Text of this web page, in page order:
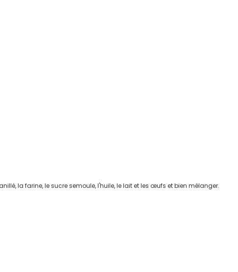
la farine, le sucre semoule, l'huile, le lait et les œufs et bien mélanger.